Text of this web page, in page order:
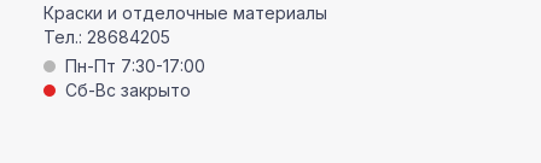
Краски и отделочные материалы
Тел.: 28684205
Пн-Пт 7:30-17:00
Сб-Вс закрыто